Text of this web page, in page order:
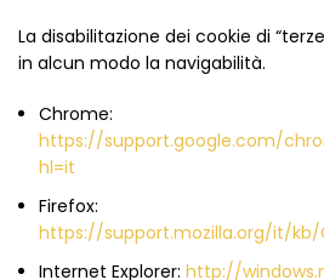
La disabilitazione dei cookie di
in alcun modo la navigabilità.
Chrome:
https://support.google.com/
hl=it
Firefox:
https://support.mozilla.org/it/kb/
Internet Explorer: http://